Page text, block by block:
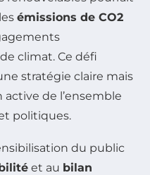
émissions de CO2
climat. Ce défi
stratégie claire mais
de l’ensemble
politiques.
du public
et au bilan